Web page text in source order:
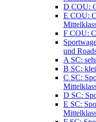
D COU:
E COU:
F COU:
und
A SC:
B SC:
C SC:
D SC:
E SC: